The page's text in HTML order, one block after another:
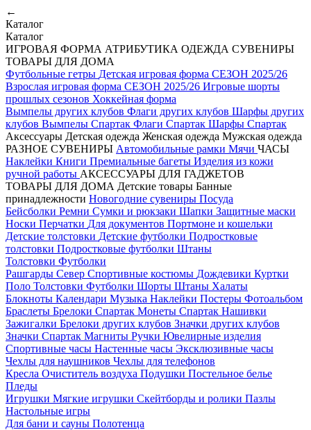
←
Каталог
Каталог
ИГРОВАЯ ФОРМА АТРИБУТИКА ОДЕЖДА СУВЕНИРЫ
ТОВАРЫ ДЛЯ ДОМА
Футбольные гетры Детская игровая форма СЕЗОН 2025/26
Взрослая игровая форма СЕЗОН 2025/26 Игровые шорты
прошлых сезонов Хоккейная форма
Вымпелы других клубов Флаги других клубов Шарфы других
клубов Вымпелы Спартак Флаги Спартак Шарфы Спартак
Аксессуары Детская одежда Женская одежда Мужская одежда
РАЗНОЕ СУВЕНИРЫ Автомобильные рамки Мячи ЧАСЫ
Наклейки Книги Премиальные багеты Изделия из кожи
ручной работы АКСЕССУАРЫ ДЛЯ ГАДЖЕТОВ
ТОВАРЫ ДЛЯ ДОМА Детские товары Банные
принадлежности Новогодние сувениры Посуда
Бейсболки Ремни Сумки и рюкзаки Шапки Защитные маски
Носки Перчатки Для документов Портмоне и кошельки
Детские толстовки Детские футболки Подростковые
толстовки Подростковые футболки Штаны
Толстовки Футболки
Рашгарды Север Спортивные костюмы Дождевики Куртки
Поло Толстовки Футболки Шорты Штаны Халаты
Блокноты Календари Музыка Наклейки Постеры Фотоальбом
Браслеты Брелоки Спартак Монеты Спартак Нашивки
Зажигалки Брелоки других клубов Значки других клубов
Значки Спартак Магниты Ручки Ювелирные изделия
Спортивные часы Настенные часы Эксклюзивные часы
Чехлы для наушников Чехлы для телефонов
Кресла Очиститель воздуха Подушки Постельное белье
Пледы
Игрушки Мягкие игрушки Скейтборды и ролики Пазлы
Настольные игры
Для бани и сауны Полотенца